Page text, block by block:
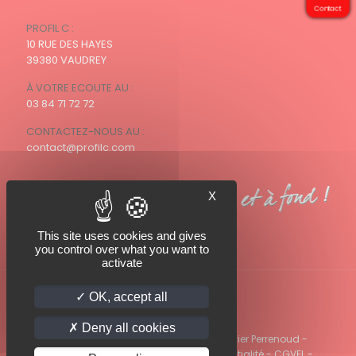
PROFIL C :
10 RUE DES HAYES
39380 VAUDREY
À VOTRE ECOUTE AU :
03 84 71 72 72
CONTACTEZ-NOUS AU :
contact@profilc.com
© 2022 PROFIL C - Photos PROFIL C / Olivier Perrenoud -
Contact
X
This site uses cookies and gives
you control over what you want to
activate
OK, accept all
Deny all cookies